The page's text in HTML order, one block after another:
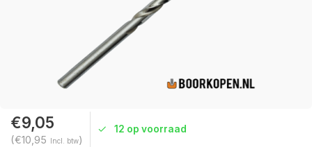
€9,05
(€10,95 Incl. btw)
12 op voorraad